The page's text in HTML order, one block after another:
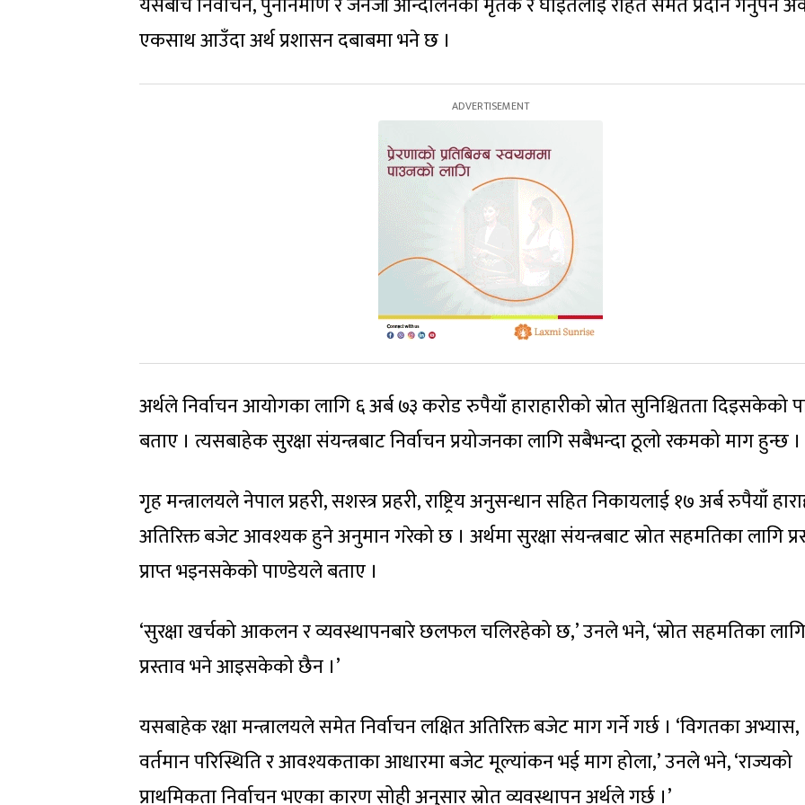
एकसाथ आउँदा अर्थ प्रशासन दबाबमा भने छ ।
अर्थले निर्वाचन आयोगका लागि ६ अर्ब ७३ करोड रुपैयाँ हाराहारीको स्रोत सुनिश्चितता दिइसकेको
बताए । त्यसबाहेक सुरक्षा संयन्त्रबाट निर्वाचन प्रयोजनका लागि सबैभन्दा ठूलो रकमको माग हुन्छ ।
गृह मन्त्रालयले नेपाल प्रहरी, सशस्त्र प्रहरी, राष्ट्रिय अनुसन्धान सहित निकायलाई १७ अर्ब रुपैयाँ
अतिरिक्त बजेट आवश्यक हुने अनुमान गरेको छ । अर्थमा सुरक्षा संयन्त्रबाट स्रोत सहमतिका लागि
प्राप्त भइनसकेको पाण्डेयले बताए ।
‘सुरक्षा खर्चको आकलन र व्यवस्थापनबारे छलफल चलिरहेको छ,’ उनले भने, ‘स्रोत सहमतिका लागि
प्रस्ताव भने आइसकेको छैन ।’
यसबाहेक रक्षा मन्त्रालयले समेत निर्वाचन लक्षित अतिरिक्त बजेट माग गर्ने गर्छ । ‘विगतका अभ्यास,
वर्तमान परिस्थिति र आवश्यकताका आधारमा बजेट मूल्यांकन भई माग होला,’ उनले भने, ‘राज्यको
प्राथमिकता निर्वाचन भएका कारण सोही अनुसार स्रोत व्यवस्थापन अर्थले गर्छ ।’